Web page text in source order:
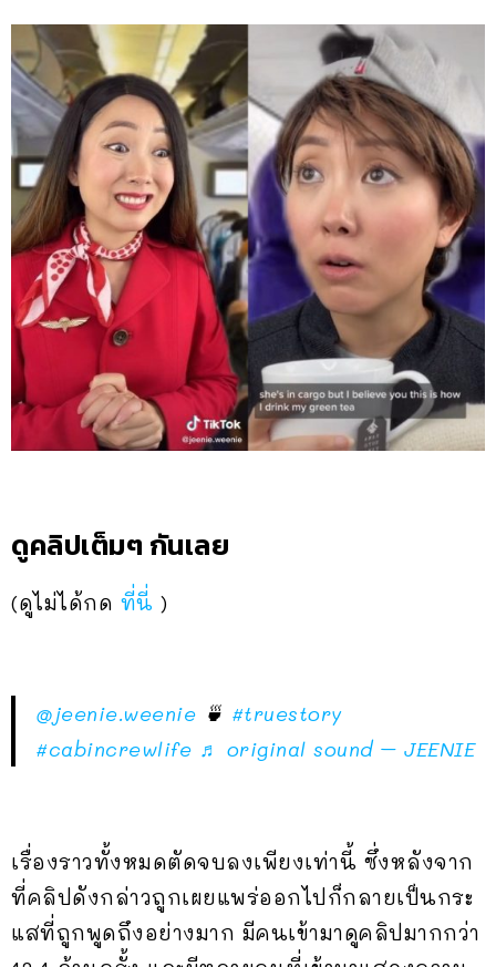
ดูคลิปเต็มๆ กันเลย
(ดูไม่ได้กด ที่นี่ )
@jeenie.weenie 🍵 #truestory
#cabincrewlife ♬ original sound – JEENIE
เรื่องราวทั้งหมดตัดจบลงเพียงเท่านี้ ซึ่งหลังจาก
ที่คลิปดังกล่าวถูกเผยแพร่ออกไปก็กลายเป็นกระ
แสที่ถูกพูดถึงอย่างมาก มีคนเข้ามาดูคลิปมากกว่า